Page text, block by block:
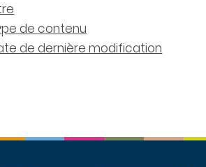
de contenu
de dernière modification